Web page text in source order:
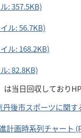
: 357.5KB)
ル: 56.7KB)
ル: 168.2KB)
: 82.8KB)
当日回収しており
後市スポーツに関
計画時系列チャート